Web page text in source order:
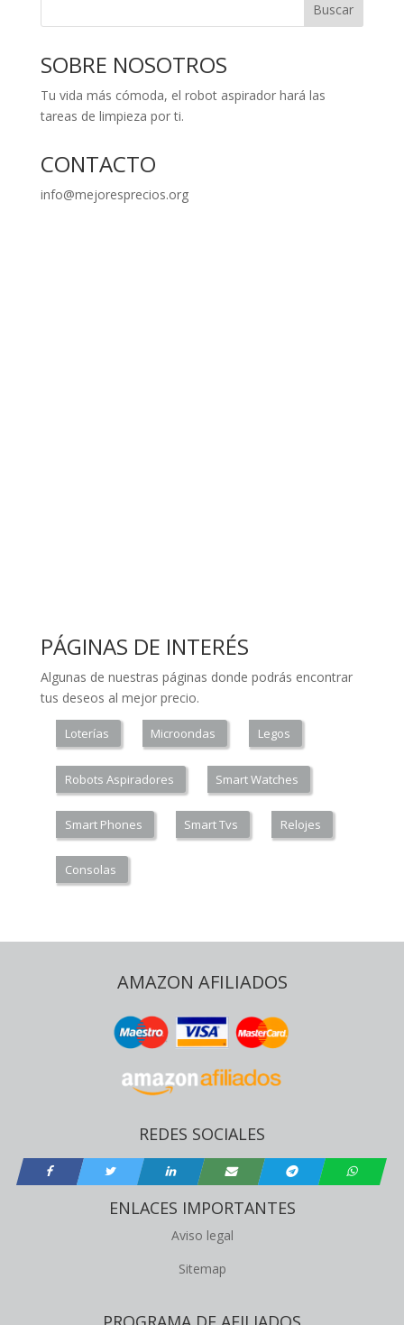
Buscar
SOBRE NOSOTROS
Tu vida más cómoda, el robot aspirador hará las
tareas de limpieza por ti.
CONTACTO
info@mejoresprecios.org
PÁGINAS DE INTERÉS
Algunas de nuestras páginas donde podrás encontrar
tus deseos al mejor precio.
Loterías Microondas Legos
Robots Aspiradores Smart Watches
Smart Phones Smart Tvs Relojes
Consolas
AMAZON AFILIADOS
REDES SOCIALES
ENLACES IMPORTANTES
Aviso legal
Sitemap